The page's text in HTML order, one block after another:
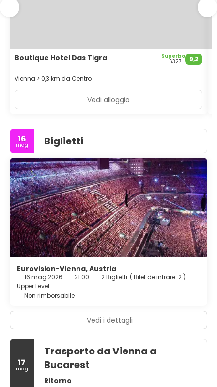
24 ore su 24 e ascensore.
Boutique Hotel Das Tigra 9,2
Superbo
6327
Vienna > 0,3 km da Centro
Vedi alloggio
16
mag Biglietti
Eurovision-Vienna, Austria
16 mag 2026 21:00 2 Biglietti ( Bilet de intrare: 2 )
Upper Level
Non rimborsabile
Vedi i dettagli
17
mag
Trasporto da Vienna a
Bucarest
Ritorno